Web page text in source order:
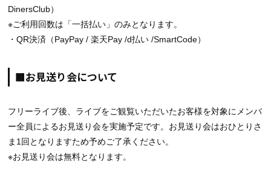
DinersClub）
※ご利用回数は「一括払い」のみとなります。
・QR決済（PayPay / 楽天Pay /d払い /SmartCode）
■お見送り会について
フリーライブ後、ライブをご観覧いただいたお客様を対象にメンバ
ー全員によるお見送り会を実施予定です。お見送り会はおひとりさ
ま1回となりますため予めご了承ください。
※お見送り会は無料となります。